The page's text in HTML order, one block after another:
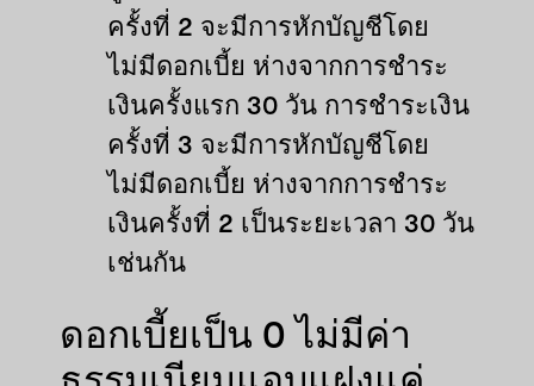
ครั้งที่ 2 จะมีการหักบัญชีโดย
ไม่มีดอกเบี้ย ห่างจากการชำระ
เงินครั้งแรก 30 วัน การชำระเงิน
ครั้งที่ 3 จะมีการหักบัญชีโดย
ไม่มีดอกเบี้ย ห่างจากการชำระ
เงินครั้งที่ 2 เป็นระยะเวลา 30 วัน
เช่นกัน
ดอกเบี้ยเป็น 0 ไม่มีค่า